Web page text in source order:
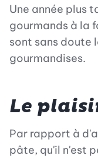
Une année plus
gourmands à la
sont sans doute
gourmandises.
Le
Par rapport à
pâte, qu'il n'est